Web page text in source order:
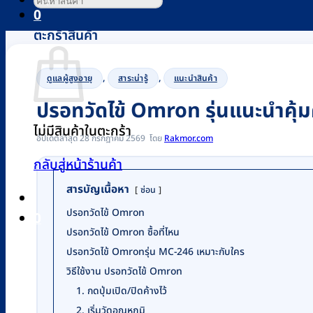
0
ตะกร้าสินค้า
ไม่มีสินค้าในตะกร้า
กลับสู่หน้าร้านค้า
0
ดูแลผู้สูงอายุ , สาระน่ารู้ , แนะนำสินค้า
ปรอทวัดไข้ Omron รุ่นแนะนำคุ้
อัปเดตล่าสุด 28 กรกฎาคม 2569 Rakmor.com
สารบัญเนื้อหา ซ่อน
ปรอทวัดไข้ Omron
ปรอทวัดไข้ Omron ซื้อที่ไหน
ปรอทวัดไข้ Omronรุ่น MC-246 เหมาะกับใคร
วิธีใช้งาน ปรอทวัดไข้ Omron
1. กดปุ่มเปิด/ปิดค้างไว้